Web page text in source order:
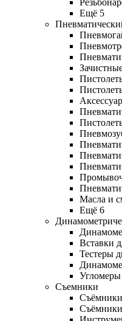
Ещё 5
Масла и
Ещё 6
Вставки
Тестеры
Угломеры
Съемники
Съёмники